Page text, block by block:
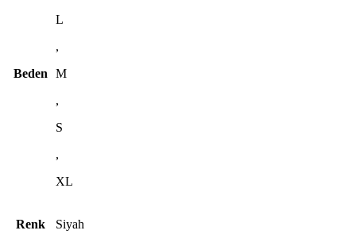
Beden
L
,
M
,
S
,
XL
Renk Siyah